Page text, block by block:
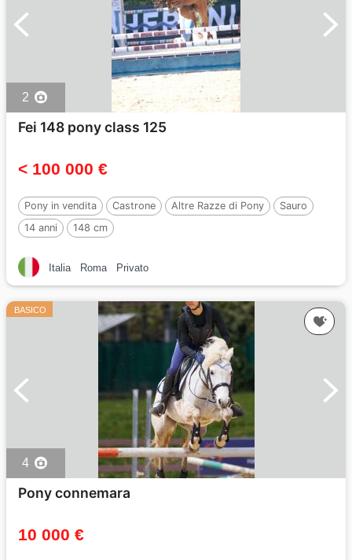
2
Fei 148 pony class 125
< 100 000 €
Pony in vendita Castrone Altre Razze di Pony
Sauro
14 anni
148 cm
Italia Roma Privato
BASICO
4
Pony connemara
10 000 €